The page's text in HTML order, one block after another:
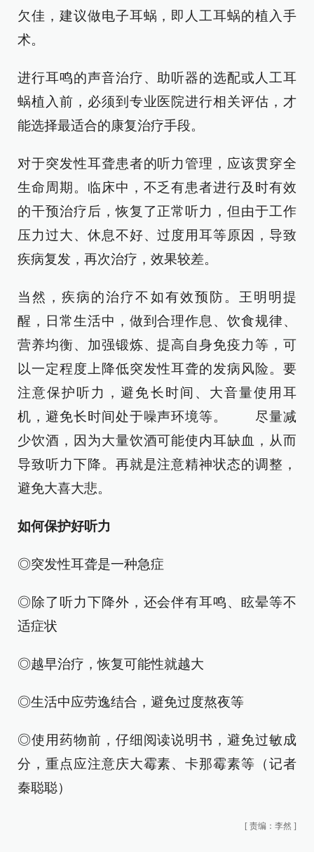
欠佳，建议做电子耳蜗，即人工耳蜗的植入手
术。
进行耳鸣的声音治疗、助听器的选配或人工耳
蜗植入前，必须到专业医院进行相关评估，才
能选择最适合的康复治疗手段。
对于突发性耳聋患者的听力管理，应该贯穿全
生命周期。临床中，不乏有患者进行及时有效
的干预治疗后，恢复了正常听力，但由于工作
压力过大、休息不好、过度用耳等原因，导致
疾病复发，再次治疗，效果较差。
当然，疾病的治疗不如有效预防。王明明提
醒，日常生活中，做到合理作息、饮食规律、
营养均衡、加强锻炼、提高自身免疫力等，可
以一定程度上降低突发性耳聋的发病风险。要
注意保护听力，避免长时间、大音量使用耳
机，避免长时间处于噪声环境等。 尽量减
少饮酒，因为大量饮酒可能使内耳缺血，从而
导致听力下降。再就是注意精神状态的调整，
避免大喜大悲。
如何保护好听力
◎突发性耳聋是一种急症
◎除了听力下降外，还会伴有耳鸣、眩晕等不
适症状
◎越早治疗，恢复可能性就越大
◎生活中应劳逸结合，避免过度熬夜等
◎使用药物前，仔细阅读说明书，避免过敏成
分，重点应注意庆大霉素、卡那霉素等（记者
秦聪聪）
[ 责编：李然 ]